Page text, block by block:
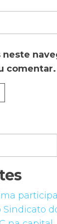
comentar.
Sindicato